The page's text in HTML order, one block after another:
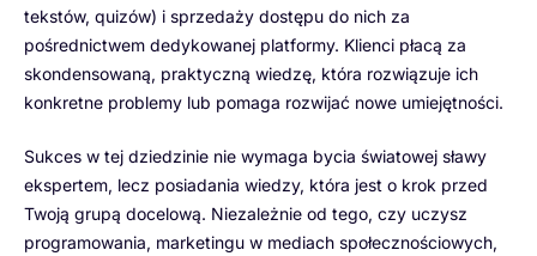
tekstów, quizów) i sprzedaży dostępu do nich za
pośrednictwem dedykowanej platformy. Klienci płacą za
skondensowaną, praktyczną wiedzę, która rozwiązuje ich
konkretne problemy lub pomaga rozwijać nowe umiejętności.
Sukces w tej dziedzinie nie wymaga bycia światowej sławy
ekspertem, lecz posiadania wiedzy, która jest o krok przed
Twoją grupą docelową. Niezależnie od tego, czy uczysz
programowania, marketingu w mediach społecznościowych,